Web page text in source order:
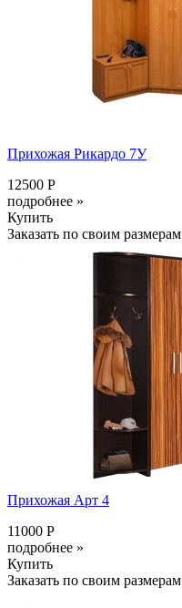
Прихожая Рикардо 7У
12500 Р
подробнее »
Купить
Заказать по своим размерам
Прихожая Арт 4
11000 Р
подробнее »
Купить
Заказать по своим размерам